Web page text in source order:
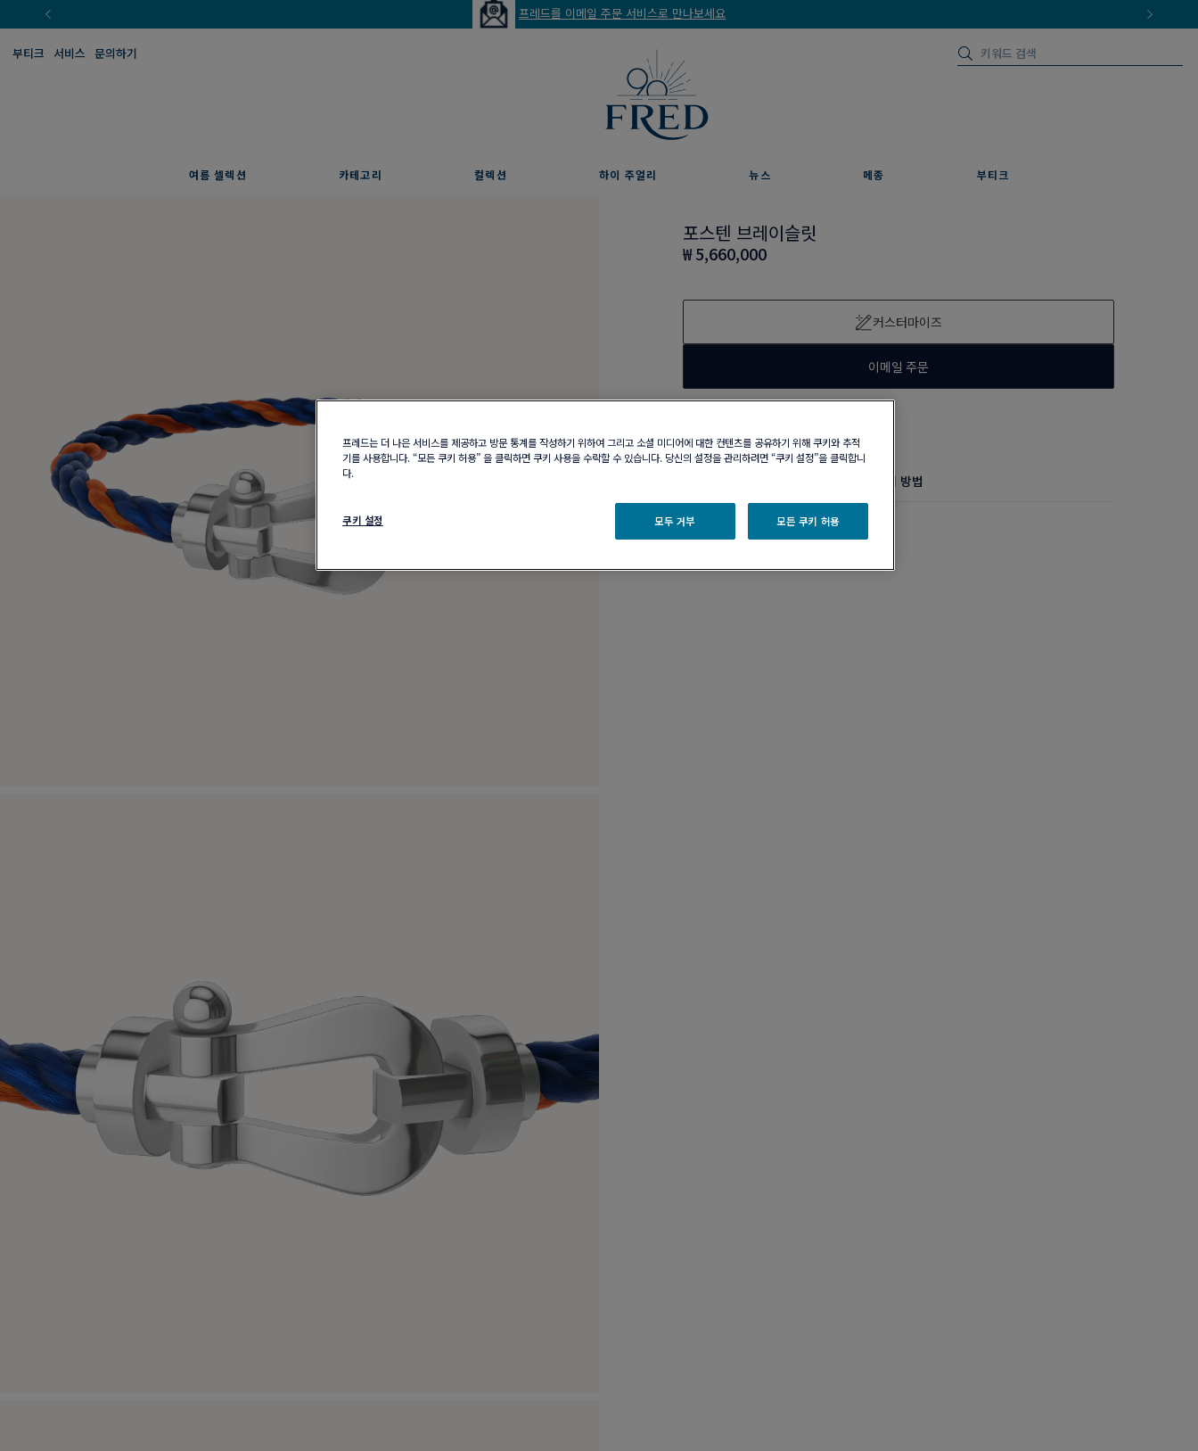
프레드를 이메일 주문 서비스로 만나보세요
부티크 서비스 문의하기
여름 셀렉션 카테고리 컬렉션 하이 주얼리 뉴스 메종 부티크
포스텐 브레이슬릿
₩ 5,660,000
커스터마이즈
이메일 주문
제품 관리 방법
18K 화이트 골드, 라지 모델
프레드는 더 나은 서비스를 제공하고 방문 통계를 작성하기 위하여 그리고 소셜 미디어에 대한 컨텐츠를 공유하기 위해 쿠키와 추적
기를 사용합니다. “모든 쿠키 허용” 을 클릭하면 쿠키 사용을 수락할 수 있습니다. 당신의 설정을 관리하려면 “쿠키 설정”을 클릭합니
다.
쿠키 설정 모두 거부 모든 쿠키 허용